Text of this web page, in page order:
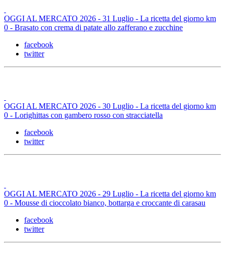
OGGI AL MERCATO 2026 - 31 Luglio - La ricetta del giorno km
0 - Brasato con crema di patate allo zafferano e zucchine
facebook
twitter
OGGI AL MERCATO 2026 - 30 Luglio - La ricetta del giorno km
0 - Lorighittas con gambero rosso con stracciatella
facebook
twitter
OGGI AL MERCATO 2026 - 29 Luglio - La ricetta del giorno km
0 - Mousse di cioccolato bianco, bottarga e croccante di carasau
facebook
twitter